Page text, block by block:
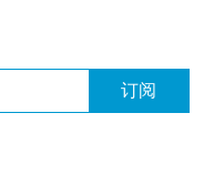
订阅